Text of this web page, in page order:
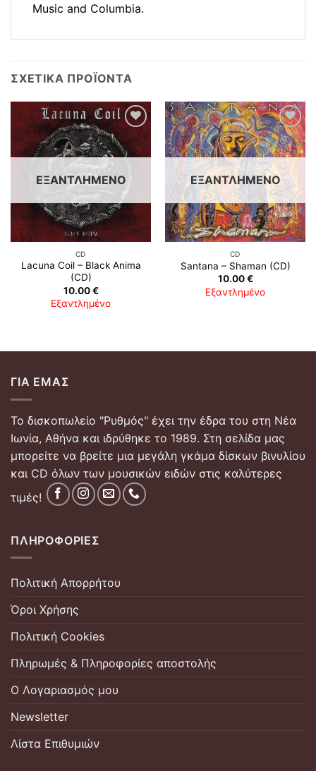
Music and Columbia.
ΣΧΕΤΙΚΆ ΠΡΟΪΌΝΤΑ
ΕΞΑΝΤΛΗΜΈΝΟ
CD
Lacuna Coil ‎– Black Anima
(CD)
10.00€
Εξαντλημένο
ΕΞΑΝΤΛΗΜΈΝΟ
CD
Santana ‎– Shaman (CD)
10.00€
Εξαντλημένο
ΓΙΑ ΕΜΆΣ
Το δισκοπωλείο "Ρυθμός" έχει την έδρα του στη Νέα
Ιωνία, Αθήνα και ιδρύθηκε το 1989. Στη σελίδα μας
μπορείτε να βρείτε μια μεγάλη γκάμα δίσκων βινυλίου
και CD όλων των μουσικών ειδών στις καλύτερες
τιμές!
ΠΛΗΡΟΦΟΡΊΕΣ
Πολιτική Απορρήτου
Όροι Χρήσης
Πολιτική Cookies
Πληρωμές & Πληροφορίες αποστολής
Ο Λογαριασμός μου
Newsletter
Λίστα Επιθυμιών